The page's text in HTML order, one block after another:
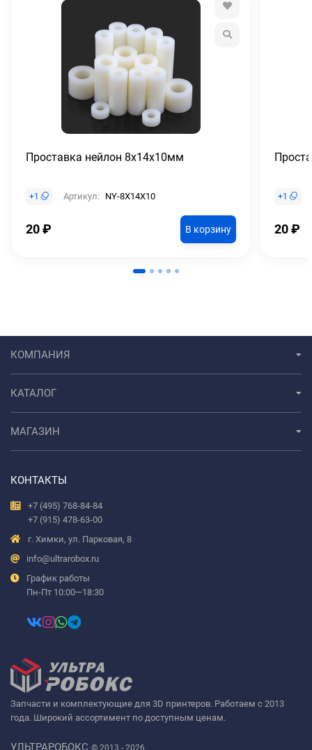
Проставка нейлон 8х14х10мм
+1 Артикул: NY-8X14X10
20₽ В корзину
+1
20₽
Запчасти и комплектующие для 3D принтеров. Работаем с 2013
года. Широкий ассортимент по доступным ценам.
УЛЬТРАРОБОКС © 2013 - 2026
КОМПАНИЯ
КАТАЛОГ
МАГАЗИН
КОНТАКТЫ
+7 (495) 768-84-84
+7 (915) 478-63-00
г. Химки, ул. Парковая, 8
info@ultrarobox.ru
График работы
Пн-Пт 10:00—18:30